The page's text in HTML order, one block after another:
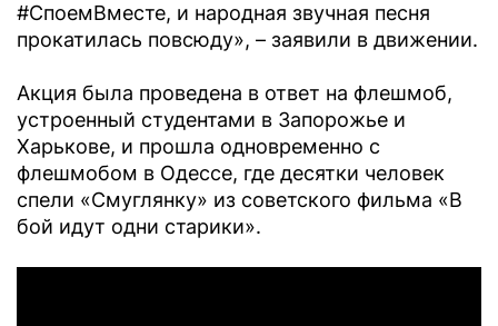
#СпоемВместе, и народная звучная песня
прокатилась повсюду», – заявили в движении.
Акция была проведена в ответ на флешмоб,
устроенный студентами в Запорожье и
Харькове, и прошла одновременно с
флешмобом в Одессе, где десятки человек
спели «Смуглянку» из советского фильма «В
бой идут одни старики».